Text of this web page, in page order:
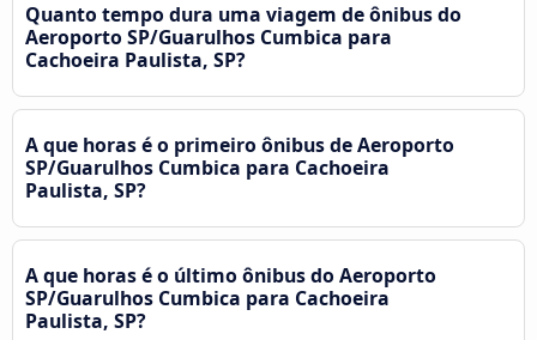
Quanto tempo dura uma viagem de ônibus do
Aeroporto SP/Guarulhos Cumbica para
Cachoeira Paulista, SP?
A que horas é o primeiro ônibus de Aeroporto
SP/Guarulhos Cumbica para Cachoeira
Paulista, SP?
A que horas é o último ônibus do Aeroporto
SP/Guarulhos Cumbica para Cachoeira
Paulista, SP?